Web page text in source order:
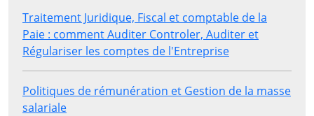
Traitement Juridique, Fiscal et comptable de la
Paie : comment Auditer Controler, Auditer et
Régulariser les comptes de l'Entreprise
Politiques de rémunération et Gestion de la masse
salariale